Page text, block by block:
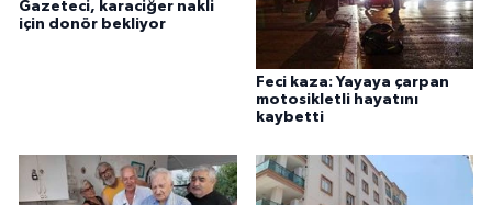
Gazeteci, karaciğer nakli
için donör bekliyor
Feci kaza: Yayaya çarpan
motosikletli hayatını
kaybetti